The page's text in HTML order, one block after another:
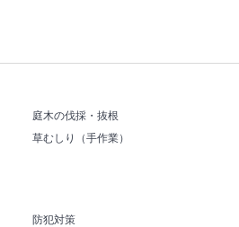
庭木の伐採・抜根
草むしり（手作業）
防犯対策